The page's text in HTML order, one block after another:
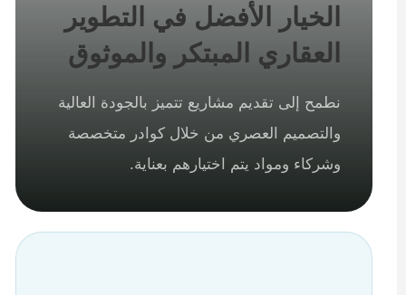
الخيار الأفضل في التطوير
العقاري المبتكر والموثوق
نطمح إلى تقديم مشاريع تتميز بالجودة العالية
والتصميم العصري من خلال كوادر متخصصة
وشركاء ومواد يتم اختيارهم بعناية.